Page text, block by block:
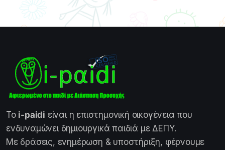
Το i-paidi είναι η επιστημονική οικογένεια που
ενδυναμώνει δημιουργικά παιδιά με ΔΕΠΥ.
Με δράσεις, ενημέρωση & υποστήριξη, φέρνουμε